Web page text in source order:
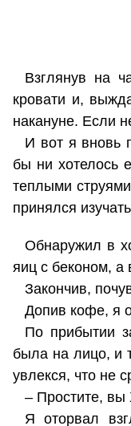
Взглянув на
кровати и,
накануне. Если
И вот я вновь
бы ни хотелось
теплыми
принялся
Обнаружил в
яиц с беконом, а
Закончив,
Допив кофе, я
По прибытии
была на лицо, и
увлекся, что не
– Простите, вы
Я оторвал